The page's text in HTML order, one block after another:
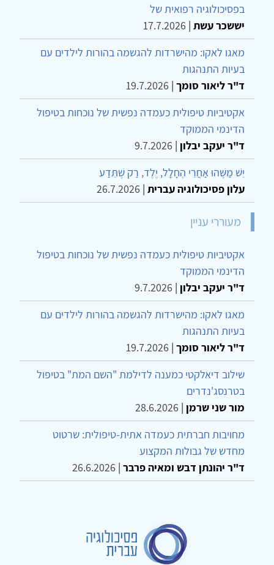
בפסיכולוגיה רפואית של
יששכר עשת |
17.7.2026
מאגו לאקו: מהישרדות להגשמה בהורות לילדים עם
בעיות התנהגות
ד"ר ליאור סומך |
19.7.2026
אקטיביות טיפולית כעמדה נפשית של נוכחות בטיפול
הדינמי הממוקד
ד"ר יעקב יבלון |
9.7.2026
יֵשׁ מַשֶּׁהוּ אַחֲרֵי הֶחָלָל, יֶלֶד, רַק שֶׁתֵּדַע
עלון פסיכולוגיה עברית |
26.7.2026
מעוררי עניין
אקטיביות טיפולית כעמדה נפשית של נוכחות בטיפול
הדינמי הממוקד
ד"ר יעקב יבלון |
9.7.2026
מאגו לאקו: מהישרדות להגשמה בהורות לילדים עם
בעיות התנהגות
ד"ר ליאור סומך |
19.7.2026
שילוב דיאלקטי כמענה לדילמת "השם המת" בטיפול
בטרנסג'נדרים
מור שני שרמן |
28.6.2026
מחויבות חברתית כעמדה אתית-טיפולית: שרטוט
מחדש של גבולות המקצוע
ד"ר יהונתן דבש ומאיה פרבר |
26.6.2026